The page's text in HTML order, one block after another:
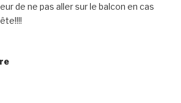
de ne pas aller sur le balcon en cas